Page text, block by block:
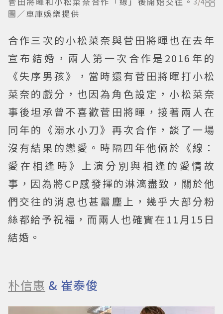
圖／車庫娛樂提供
合作三次的小松菜奈與菅田將暉也在去年
宣布結婚，兩人第一次合作是2016年的
《失序男孩》，當時還有菅田將暉打小松
菜奈的戲分，也因為角色設定，小松菜奈
事後坦承曾不喜歡菅田將暉，接著兩人在
同年的《溺水小刀》再次合作，談了一場
沒有結果的戀愛。時隔四年他倆於《線：
愛在相逢時》上演分別與相逢的愛情故
事，因為將CP感發揮的淋漓盡致，關於他
們交往的消息也甚囂塵上，幾乎大部分粉
絲都給予祝福，而兩人也確實在11月15日
結婚。
朴信惠 & 崔泰俊